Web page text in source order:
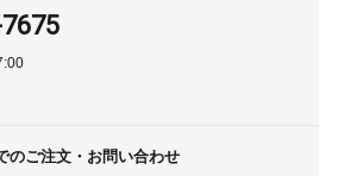
のご注文・お問い合わせ